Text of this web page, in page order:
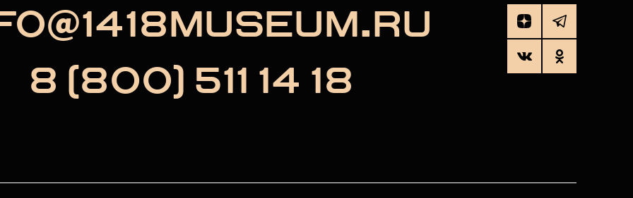
8 (800) 511 14 18